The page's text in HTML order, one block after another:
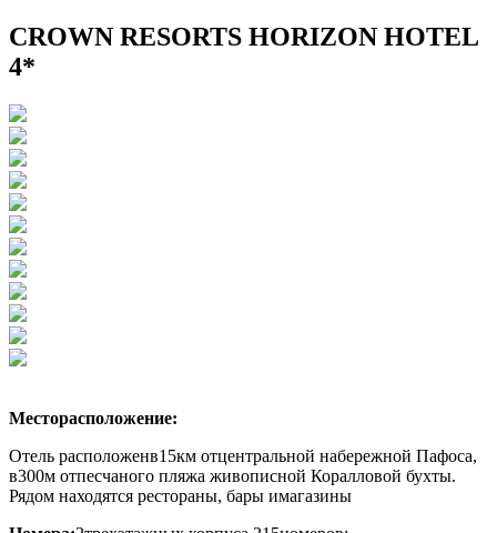
CROWN RESORTS HORIZON HOTEL
4*
Месторасположение:
Отель расположенв15км отцентральной набережной Пафоса,
в300м отпесчаного пляжа живописной Коралловой бухты.
Рядом находятся рестораны, бары имагазины